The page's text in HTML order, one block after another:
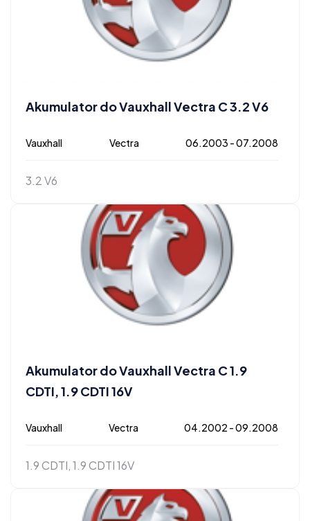
Akumulator do Vauxhall Vectra C 3.2 V6
Vauxhall Vectra 06.2003 - 07.2008
3.2 V6
Akumulator do Vauxhall Vectra C 1.9
CDTI, 1.9 CDTI 16V
Vauxhall Vectra 04.2002 - 09.2008
1.9 CDTI, 1.9 CDTI 16V